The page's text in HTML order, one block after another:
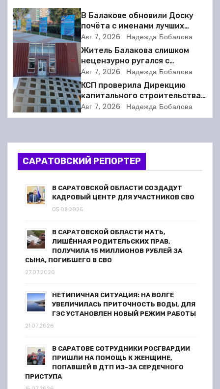
а
ц
и
я
п
о
а
п
В Балакове обновили Доску
почёта с именами лучших
спортсменов. Фото
Авг 7, 2026 Надежда Бобалова
Житель Балакова слишком
нецензурно ругался с
соседкой и получил двое суток
ареста
Авг 7, 2026 Надежда Бобалова
КСП проверила Дирекцию
капитального строительства в
Балакове и нашла множество
нарушений
Авг 7, 2026 Надежда Бобалова
САРАТОВСКИЙ РЕПОРТЕР
В САРАТОВСКОЙ ОБЛАСТИ СОЗДАДУТ
КАДРОВЫЙ ЦЕНТР ДЛЯ УЧАСТНИКОВ СВО
05.08.2026
В САРАТОВСКОЙ ОБЛАСТИ МАТЬ,
ЛИШЁННАЯ РОДИТЕЛЬСКИХ ПРАВ,
ПОЛУЧИЛА 15 МИЛЛИОНОВ РУБЛЕЙ ЗА
СЫНА, ПОГИБШЕГО В СВО
27.07.2026
НЕТИПИЧНАЯ СИТУАЦИЯ: НА ВОЛГЕ
УВЕЛИЧИЛАСЬ ПРИТОЧНОСТЬ ВОДЫ, ДЛЯ
ГЭС УСТАНОВЛЕН НОВЫЙ РЕЖИМ РАБОТЫ
21.07.2026
В САРАТОВЕ СОТРУДНИКИ РОСГВАРДИИ
ПРИШЛИ НА ПОМОЩЬ К ЖЕНЩИНЕ,
ПОПАВШЕЙ В ДТП ИЗ-ЗА СЕРДЕЧНОГО
ПРИСТУПА